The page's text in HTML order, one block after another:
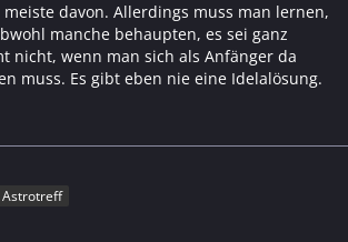
davon. Allerdings muss man lernen,
manche behaupten, es sei ganz
nicht, wenn man sich als Anfänger da
muss. Es gibt eben nie eine Idelalösung.